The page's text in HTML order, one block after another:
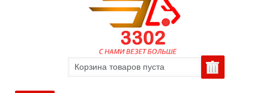
Корзина товаров пуста